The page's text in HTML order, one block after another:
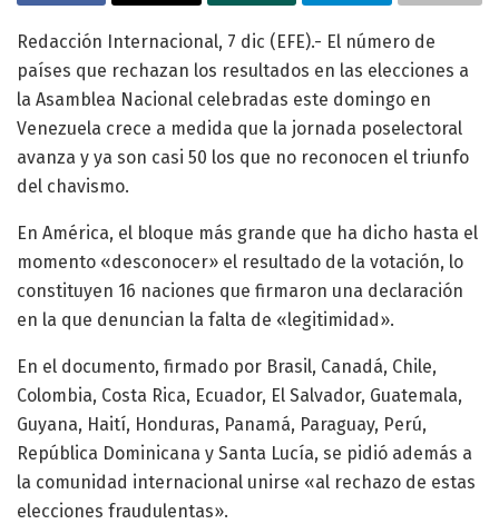
Redacción Internacional, 7 dic (EFE).- El número de
países que rechazan los resultados en las elecciones a
la Asamblea Nacional celebradas este domingo en
Venezuela crece a medida que la jornada poselectoral
avanza y ya son casi 50 los que no reconocen el triunfo
del chavismo.
En América, el bloque más grande que ha dicho hasta el
momento «desconocer» el resultado de la votación, lo
constituyen 16 naciones que firmaron una declaración
en la que denuncian la falta de «legitimidad».
En el documento, firmado por Brasil, Canadá, Chile,
Colombia, Costa Rica, Ecuador, El Salvador, Guatemala,
Guyana, Haití, Honduras, Panamá, Paraguay, Perú,
República Dominicana y Santa Lucía, se pidió además a
la comunidad internacional unirse «al rechazo de estas
elecciones fraudulentas».